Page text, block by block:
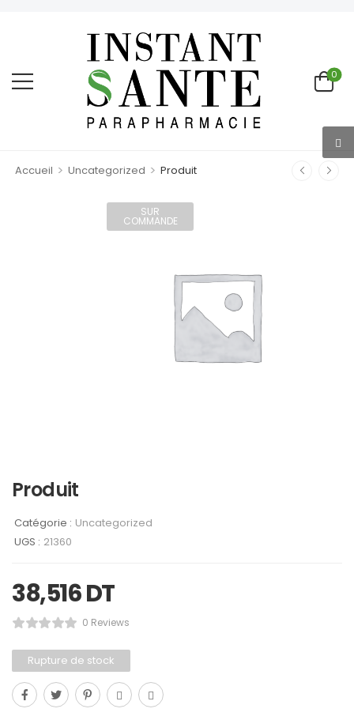
0
Accueil > Uncategorized > Produit
SUR
COMMANDE
Produit
Catégorie : Uncategorized
UGS : 21360
38,516DT
0 Reviews
Rupture de stock